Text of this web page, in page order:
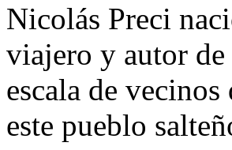
Nicolás Preci
viajero y autor de
escala de
este pueblo